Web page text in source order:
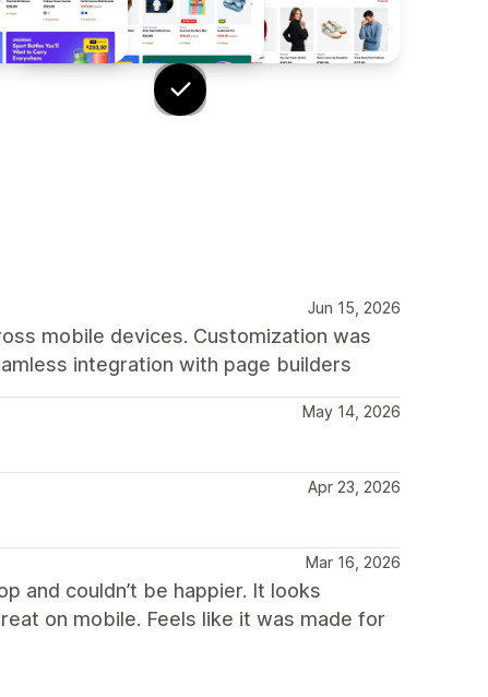
Jun 15, 2026
mobile devices. Customization was
integration with page builders
May 14, 2026
Apr 23, 2026
Mar 16, 2026
and couldn’t be happier. It looks
on mobile. Feels like it was made for